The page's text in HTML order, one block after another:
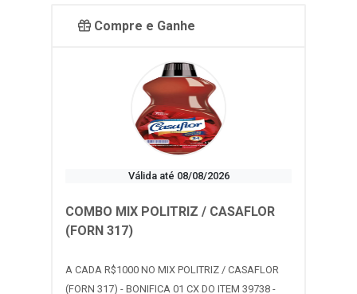
Compre e Ganhe
Válida até 08/08/2026
COMBO MIX POLITRIZ / CASAFLOR
(FORN 317)
A CADA R$1000 NO MIX POLITRIZ / CASAFLOR
(FORN 317) - BONIFICA 01 CX DO ITEM 39738 -